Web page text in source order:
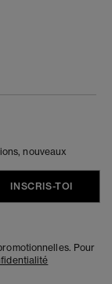
nouveaux
INSCRIS-TOI
Pour